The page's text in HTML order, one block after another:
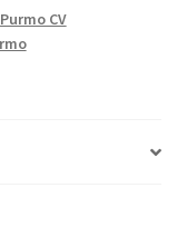
Purmo CV